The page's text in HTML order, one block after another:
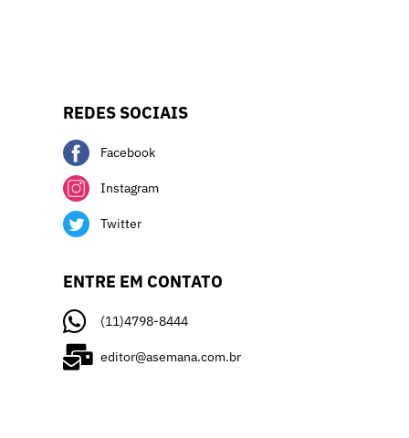
REDES SOCIAIS
Facebook
Instagram
Twitter
ENTRE EM CONTATO
(11)4798-8444
editor@asemana.com.br